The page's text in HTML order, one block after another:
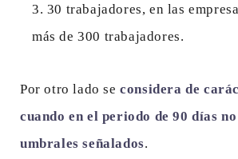
30 trabajadores, en las
más de 300 trabajadores.
Por otro lado se considera de
cuando en el periodo de 90 días
umbrales señalados.